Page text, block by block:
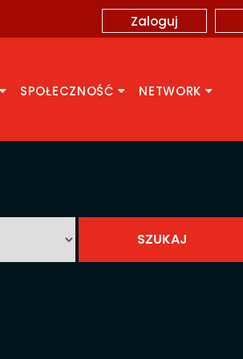
Zaloguj
SPOŁECZNOŚĆ NETWORK